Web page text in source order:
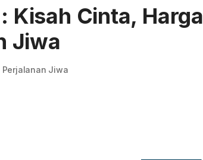
Kisah Cinta, Harga
Jiwa
Perjalanan Jiwa